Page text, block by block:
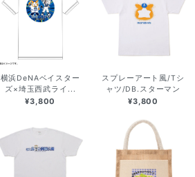
横浜DeNAベイスター
ズ×埼玉西武ライ...
¥3,800
スプレーアート風/Tシ
ャツ/DB.スターマン
¥3,800